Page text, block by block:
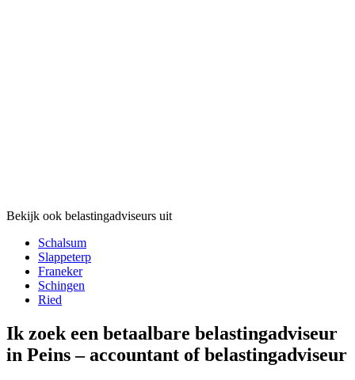
Bekijk ook belastingadviseurs uit
Schalsum
Slappeterp
Franeker
Schingen
Ried
Ik zoek een betaalbare belastingadviseur
in Peins – accountant of belastingadviseur